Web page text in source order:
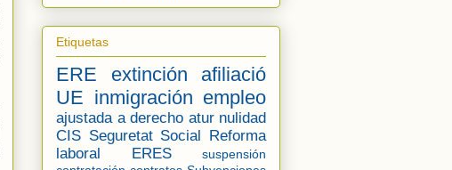
Etiquetas
ERE extinción
afiliació
UE inmigración empleo
ajustada a derecho atur nulidad
CIS Seguretat Social Reforma
laboral
ERES
suspensión